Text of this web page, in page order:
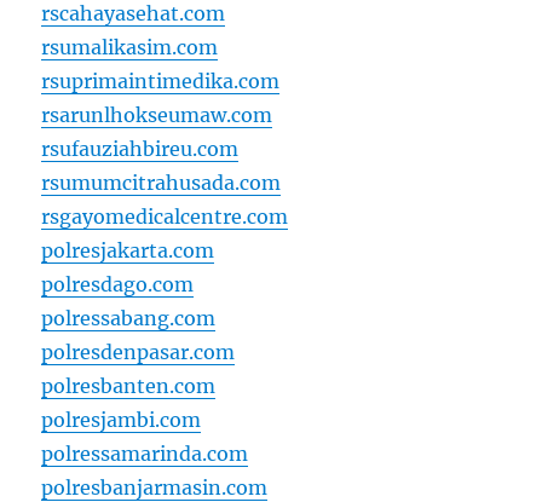
rscahayasehat.com
rsumalikasim.com
rsuprimaintimedika.com
rsarunlhokseumaw.com
rsufauziahbireu.com
rsumumcitrahusada.com
rsgayomedicalcentre.com
polresjakarta.com
polresdago.com
polressabang.com
polresdenpasar.com
polresbanten.com
polresjambi.com
polressamarinda.com
polresbanjarmasin.com